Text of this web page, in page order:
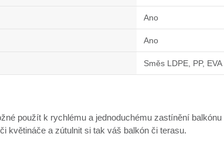
Ano
Ano
Směs LDPE, PP,
použít k rychlému a jednoduchému zastínění
květináče a zútulnit si tak váš balkón či terasu.